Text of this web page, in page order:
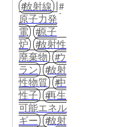
放射線
原子力発
電
原子
炉
放射性
廃棄物
ウ
ラン
放射
性物質
中
性子
再生
可能エネル
ギー
放射